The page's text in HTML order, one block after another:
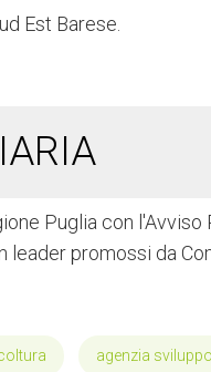
Est Barese.
Puglia con
promossi da
agenzia